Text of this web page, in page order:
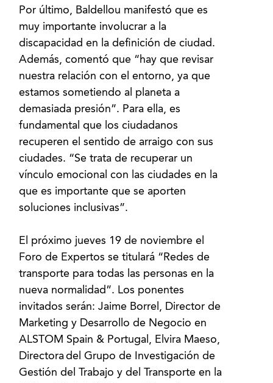
Por último, Baldellou manifestó que es
muy importante involucrar a la
discapacidad en la definición de ciudad.
Además, comentó que “hay que revisar
nuestra relación con el entorno, ya que
estamos sometiendo al planeta a
demasiada presión”. Para ella, es
fundamental que los ciudadanos
recuperen el sentido de arraigo con sus
ciudades. “Se trata de recuperar un
vínculo emocional con las ciudades en la
que es importante que se aporten
soluciones inclusivas”.
El próximo jueves 19 de noviembre el
Foro de Expertos se titulará “Redes de
transporte para todas las personas en la
nueva normalidad”. Los ponentes
invitados serán: Jaime Borrel, Director de
Marketing y Desarrollo de Negocio en
ALSTOM Spain & Portugal, Elvira Maeso,
Directora del Grupo de Investigación de
Gestión del Trabajo y del Transporte en la